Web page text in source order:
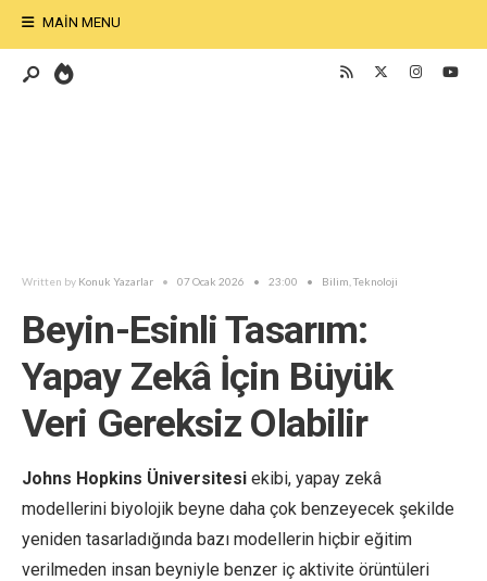
MAIN MENU
Written by Konuk Yazarlar • 07 Ocak 2026 • 23:00 • Bilim Teknoloji
Beyin-Esinli Tasarım:
Yapay Zekâ İçin Büyük
Veri Gereksiz Olabilir
Johns Hopkins Üniversitesi ekibi, yapay zekâ
modellerini biyolojik beyne daha çok benzeyecek şekilde
yeniden tasarladığında bazı modellerin hiçbir eğitim
verilmeden insan beyniyle benzer iç aktivite örüntüleri